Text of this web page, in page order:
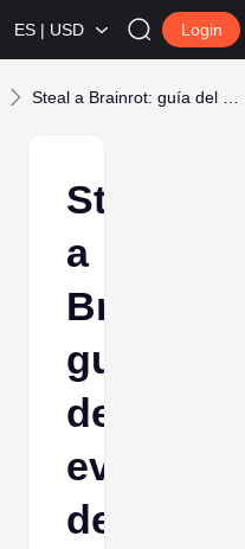
ES | USD Login
Steal
a
Brainrot:
guía
del
evento
de